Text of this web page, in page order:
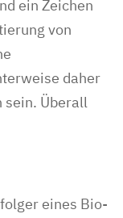
ein Zeichen
von
daher
sein. Überall
eines Bio-